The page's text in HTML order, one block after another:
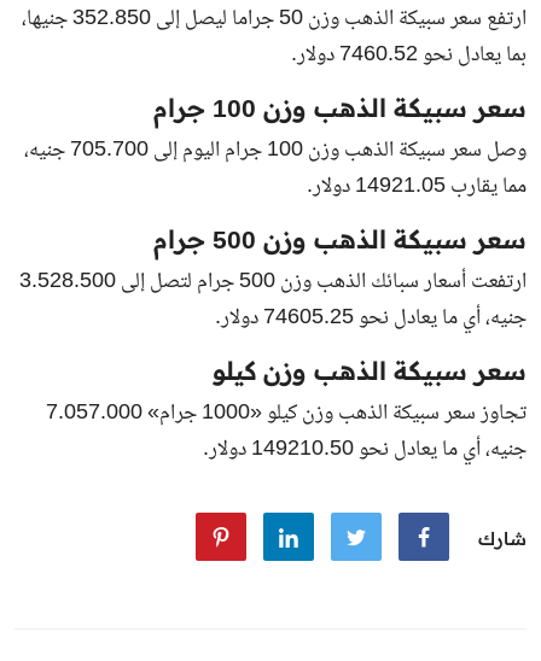
ارتفع سعر سبيكة الذهب وزن 50 جراما ليصل إلى 352.850 جنيها،
بما يعادل نحو 7460.52 دولار.
سعر سبيكة الذهب وزن 100 جرام
وصل سعر سبيكة الذهب وزن 100 جرام اليوم إلى 705.700 جنيه،
مما يقارب 14921.05 دولار.
سعر سبيكة الذهب وزن 500 جرام
ارتفعت أسعار سبائك الذهب وزن 500 جرام لتصل إلى 3.528.500
جنيه، أي ما يعادل نحو 74605.25 دولار.
سعر سبيكة الذهب وزن كيلو
تجاوز سعر سبيكة الذهب وزن كيلو «1000 جرام» 7.057.000
جنيه، أي ما يعادل نحو 149210.50 دولار.
شارك